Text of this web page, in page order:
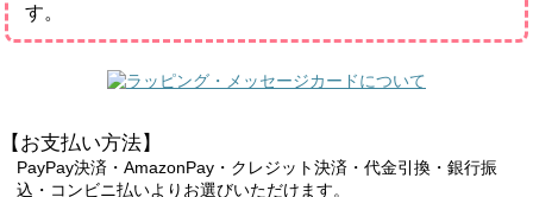
す。
【お支払い方法】
PayPay決済・AmazonPay・クレジット決済・代金引換・銀行振
込・コンビニ払いよりお選びいただけます。